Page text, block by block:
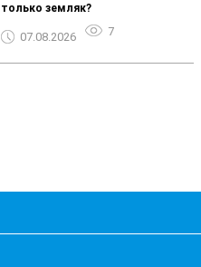
только земляк?
07.08.2026 7